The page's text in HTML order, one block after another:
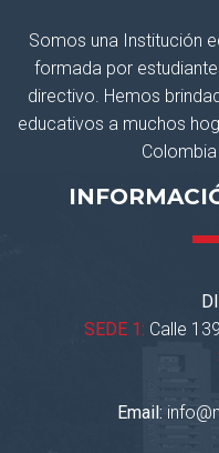
Somos una Institución
formada por
directivo. Hemos
educativos a muchos
SEDE 1: Calle
Email: